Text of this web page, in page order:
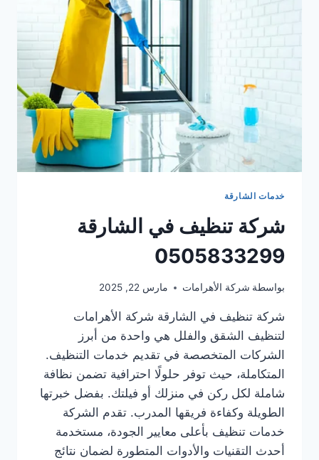
خدمات الشارقة
شركة تنظيف في الشارقة
0505833299
بواسطة شركة الأهرامات مارس 22, 2025
شركة تنظيف في الشارقة شركة الأهرامات
لتنظيف الشقق والفلل هي واحدة من أبرز
الشركات المتخصصة في تقديم خدمات التنظيف.
المتكاملة، حيث توفر حلولًا احترافية تضمن نظافة
شاملة لكل ركن في منزلك أو فيلتك. بفضل خبرتها
الطويلة وكفاءة فريقها المدرب. تقدم الشركة
خدمات تنظيف بأعلى معايير الجودة، مستخدمة
أحدث التقنيات والأدوات المتطورة لضمان نتائج